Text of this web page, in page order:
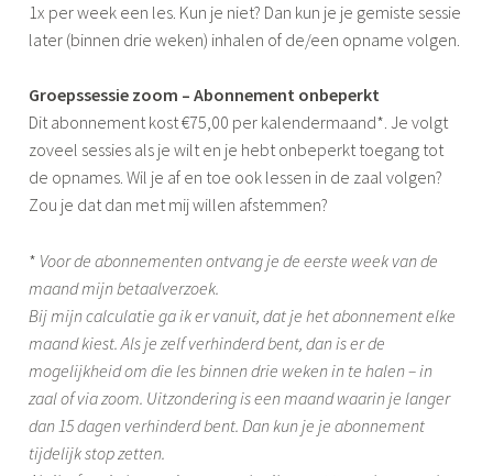
1x per week een les. Kun je niet? Dan kun je je gemiste sessie
later (binnen drie weken) inhalen of de/een opname volgen.
Groepssessie zoom – Abonnement onbeperkt
Dit abonnementkost €75,00 per kalendermaand*. Je volgt
zoveel sessies als je wilt en je hebt onbeperkt toegang tot
de opnames. Wil je af en toe ook lessen in de zaal volgen?
Zou je dat dan met mij willen afstemmen?
* Voor de abonnementen ontvang je de eerste week van de
maand mijn betaalverzoek.
Bij mijn calculatie ga ik er vanuit, dat je het abonnement elke
maand kiest. Als je zelf verhinderd bent, dan is er de
mogelijkheid om die les binnen drie weken in te halen – in
zaal of via zoom. Uitzondering is een maand waarin je langer
dan 15 dagen verhinderd bent. Dan kun je je abonnement
tijdelijk stop zetten.